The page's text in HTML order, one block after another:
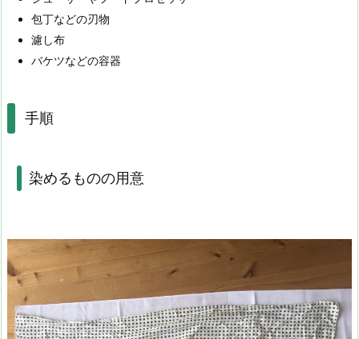
包丁などの刃物
濾し布
バケツなどの容器
手順
染めるものの用意